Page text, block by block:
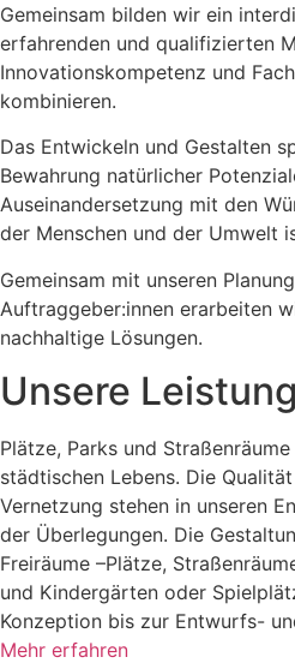
Gemeinsam bilden wir ein
erfahrenden und qualifizierten
Innovationskompetenz und
kombinieren.
Das Entwickeln und Gestalten
Bewahrung natürlicher
Auseinandersetzung mit den
der Menschen und der Umwelt
Gemeinsam mit unseren
Auftraggeber:innen erarbeiten
nachhaltige Lösungen.
Unsere
Plätze, Parks und
städtischen Lebens. Die
Vernetzung stehen in unseren
der Überlegungen. Die
Freiräume –Plätze,
und Kinder­gärten oder
Konzeption bis zur Entwurfs-
Mehr erfahren